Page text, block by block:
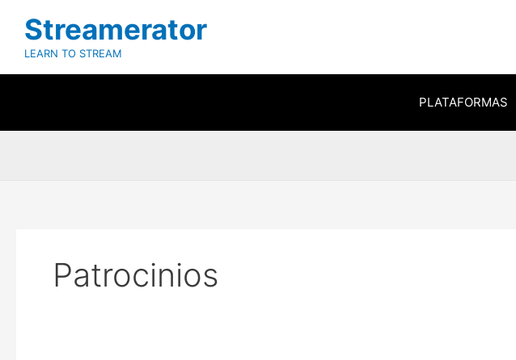
contenido
Streamerator
LEARN TO STREAM
PLATAFORMAS
Patrocinios